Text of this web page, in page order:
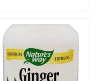
R$232,58.